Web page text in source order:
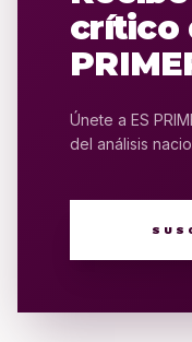
crítico
Únete a ES
del análisis